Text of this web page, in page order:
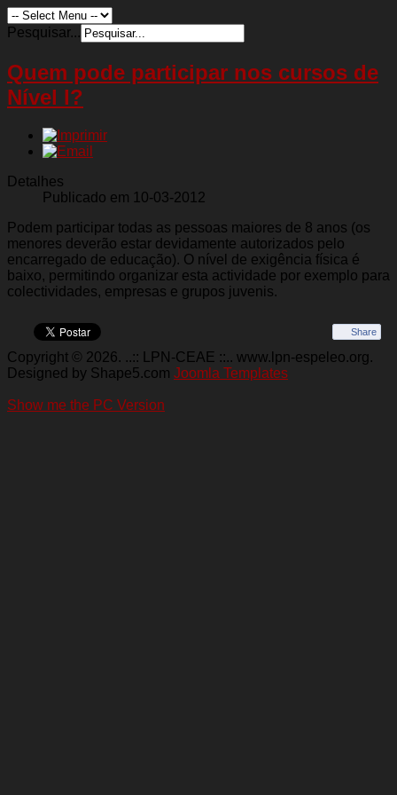
Pesquisar...
Quem pode participar nos cursos de
Nível I?
Detalhes
Publicado em 10-03-2012
Podem participar todas as pessoas maiores de 8 anos (os
menores deverão estar devidamente autorizados pelo
encarregado de educação). O nível de exigência física é
baixo, permitindo organizar esta actividade por exemplo para
colectividades, empresas e grupos juvenis.
Share
Copyright © 2026. ..:: LPN-CEAE ::.. www.lpn-espeleo.org.
Designed by Shape5.com Joomla Templates
Show me the PC Version